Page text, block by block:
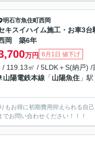
明石市魚住町西岡
キスイハイム施工・お車3
岡 築6年
万円 6月1日 値下げ
/ 119.13㎡ / 5LDK＋S(納戸) /
山陽電鉄本線 「山陽魚住 」
もお得に初期費用抑えられる自
お問い合わせください！！！